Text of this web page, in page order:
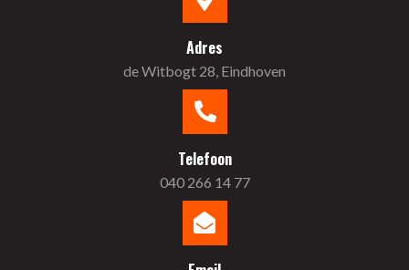
Adres
de Witbogt 28, Eindhoven
Telefoon
040 266 14 77